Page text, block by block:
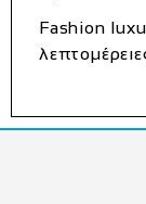
Fashion